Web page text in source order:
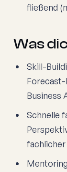
fließend
Was
Skill-
Business
Schnelle
fachlicher